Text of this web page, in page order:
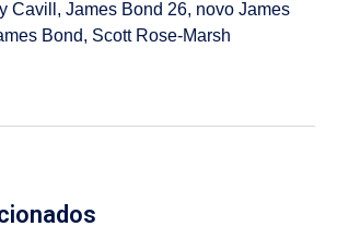
Cavill , James Bond 26, novo James
Bond, Scott Rose-Marsh